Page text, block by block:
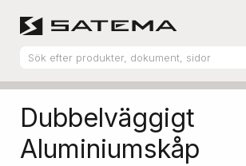
Produktsortiment Aluminiumskåp
Dubbelväggigt
Aluminiumskåp